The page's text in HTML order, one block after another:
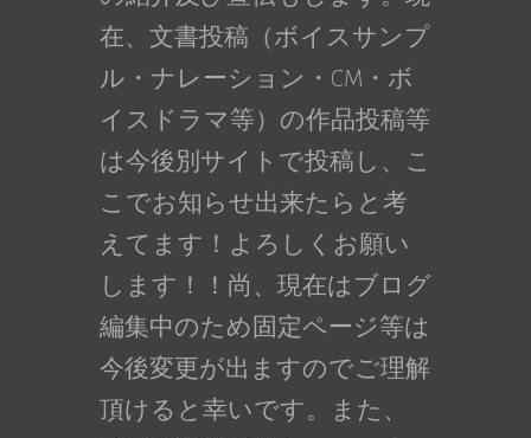
在、文書投稿（ボイスサンプ
ル・ナレーション・CM・ボ
イスドラマ等）の作品投稿等
は今後別サイトで投稿し、こ
こでお知らせ出来たらと考
えてます！よろしくお願い
します！！尚、現在はブログ
編集中のため固定ページ等は
今後変更が出ますのでご理解
頂けると幸いです。また、